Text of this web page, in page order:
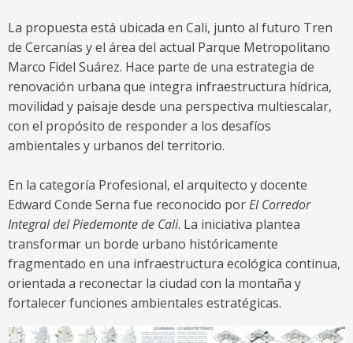
La propuesta está ubicada en Cali, junto al futuro Tren
de Cercanías y el área del actual Parque Metropolitano
Marco Fidel Suárez. Hace parte de una estrategia de
renovación urbana que integra infraestructura hídrica,
movilidad y paisaje desde una perspectiva multiescalar,
con el propósito de responder a los desafíos
ambientales y urbanos del territorio.
En la categoría Profesional, el arquitecto y docente
Edward Conde Serna fue reconocido porEl Corredor
Integral del Piedemonte de Cali. La iniciativa plantea
transformar un borde urbano históricamente
fragmentado en una infraestructura ecológica continua,
orientada a reconectar la ciudad con la montaña y
fortalecer funciones ambientales estratégicas.